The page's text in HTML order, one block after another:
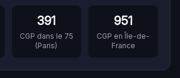
391
CGP dans le 75
(Paris)
951
CGP en Île-de-
France